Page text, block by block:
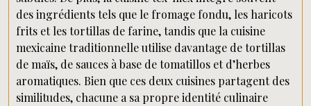
des ingrédients tels que le fromage fondu, les haricots
frits et les tortillas de farine, tandis que la cuisine
mexicaine traditionnelle utilise davantage de tortillas
de maïs, de sauces à base de tomatillos et d’herbes
aromatiques. Bien que ces deux cuisines partagent des
similitudes, chacune a sa propre identité culinaire